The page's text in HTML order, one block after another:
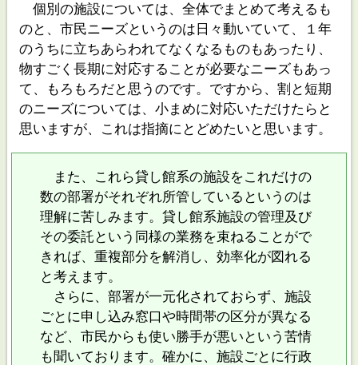
個別の施設については、全体でまとめて考えるも
のと、市民ニーズというのは日々動いていて、１年
のうちに立ちあらわれてなくなるものもあったり、
物すごく長期に対応することが必要なニーズもあっ
て、もろもろだと思うのです。ですから、割と短期
のニーズについては、小まめに対応いただけたらと
思いますが、これは指摘にとどめたいと思います。
また、これら貸し館系の施設をこれだけの
数の部署がそれぞれ所管しているというのは
理解に苦しみます。貸し館系施設の管理及び
その委託という同様の業務を束ねることがで
きれば、重複部分を解消し、効率化が図れる
と考えます。
さらに、部署が一元化されておらず、施設
ごとに申し込み窓口や時間帯の区分が異なる
など、市民からも使い勝手が悪いという苦情
も聞いております。確かに、施設ごとに行政